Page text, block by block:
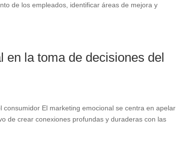
de los empleados, identificar áreas de mejora y
en la toma de decisiones del
El marketing emocional se centra en apelar
de crear conexiones profundas y duraderas con las